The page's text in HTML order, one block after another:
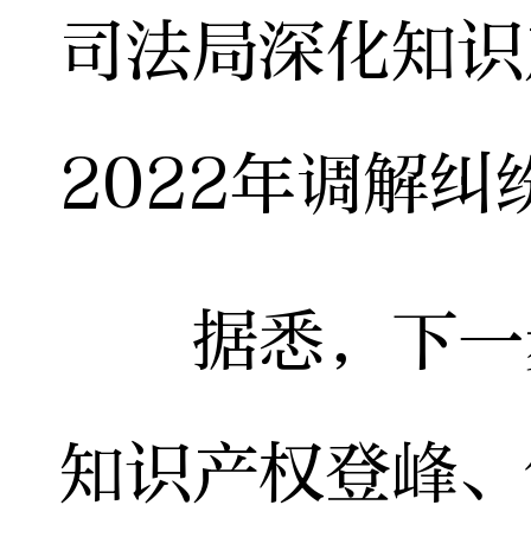
司法局深化知
2022年调解纠
据悉，下一
知识产权登峰